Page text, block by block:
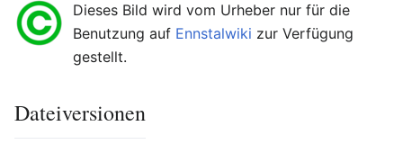
Dieses Bild wird vom Urheber nur für die
Benutzung auf Ennstalwiki zur Verfügung
gestellt.
Dateiversionen